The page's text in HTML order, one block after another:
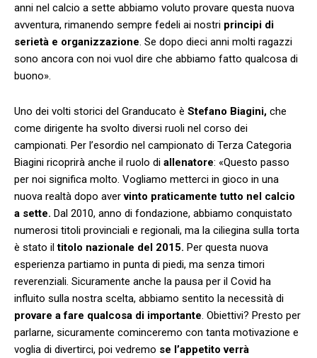
anni nel calcio a sette abbiamo voluto provare questa nuova
avventura, rimanendo sempre fedeli ai nostri principi di
serietà e organizzazione. Se dopo dieci anni molti ragazzi
sono ancora con noi vuol dire che abbiamo fatto qualcosa di
buono».
Uno dei volti storici del Granducato è Stefano Biagini, che
come dirigente ha svolto diversi ruoli nel corso dei
campionati. Per l’esordio nel campionato di Terza Categoria
Biagini ricoprirà anche il ruolo di allenatore: «Questo passo
per noi significa molto. Vogliamo metterci in gioco in una
nuova realtà dopo avervinto praticamente tutto nel calcio
a sette. Dal 2010, anno di fondazione, abbiamo conquistato
numerosi titoli provinciali e regionali, ma la ciliegina sulla torta
è stato iltitolo nazionale del 2015. Per questa nuova
esperienza partiamo in punta di piedi, ma senza timori
reverenziali. Sicuramente anche la pausa per il Covid ha
influito sulla nostra scelta, abbiamo sentito la necessità di
provare a fare qualcosa di importante. Obiettivi? Presto per
parlarne, sicuramente cominceremo con tanta motivazione e
voglia di divertirci, poi vedremo se l’appetito verrà